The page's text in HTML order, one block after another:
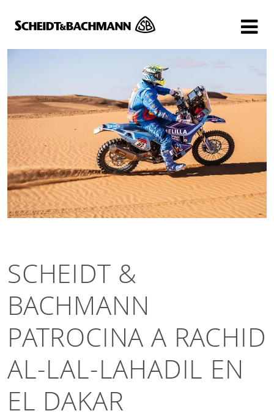
SCHEIDT &
BACHMANN
PATROCINA A RACHID
AL-LAL-LAHADIL EN
EL DAKAR